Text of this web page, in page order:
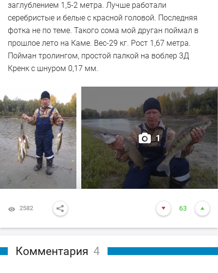
заглублением 1,5-2 метра. Лучше работали
серебристые и белые с красной головой. Последняя
фотка не по теме. Такого сома мой друган поймал в
прошлое лето на Каме. Вес-29 кг. Рост 1,67 метра.
Пойман тролингом, простой палкой на воблер 3Д
Кренк с шнуром 0,17 мм.
1
2582 63
Комментария 4